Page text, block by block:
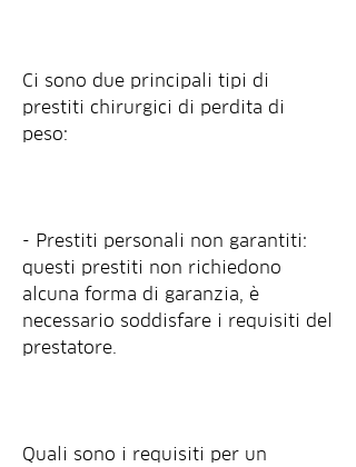
Ci sono due principali tipi di
prestiti chirurgici di perdita di
peso:
- Prestiti personali non garantiti:
questi prestiti non richiedono
alcuna forma di garanzia, è
necessario soddisfare i requisiti del
prestatore.
Quali sono i requisiti per un